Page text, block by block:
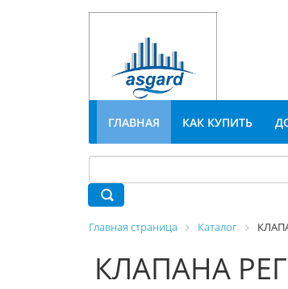
ГЛАВНАЯ КАК КУПИТЬ
Главная страница Каталог
КЛАПАНА